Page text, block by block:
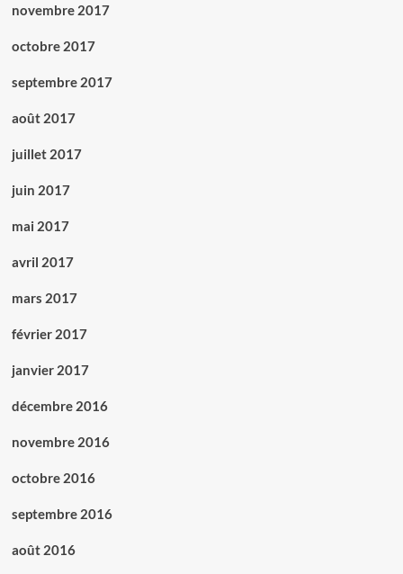
novembre 2017
octobre 2017
septembre 2017
août 2017
juillet 2017
juin 2017
mai 2017
avril 2017
mars 2017
février 2017
janvier 2017
décembre 2016
novembre 2016
octobre 2016
septembre 2016
août 2016